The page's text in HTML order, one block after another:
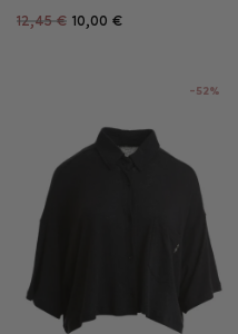
12,45 € 10,00 €
-52%